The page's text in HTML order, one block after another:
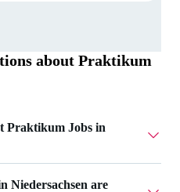
about Praktikum
Praktikum Jobs in
Niedersachsen are